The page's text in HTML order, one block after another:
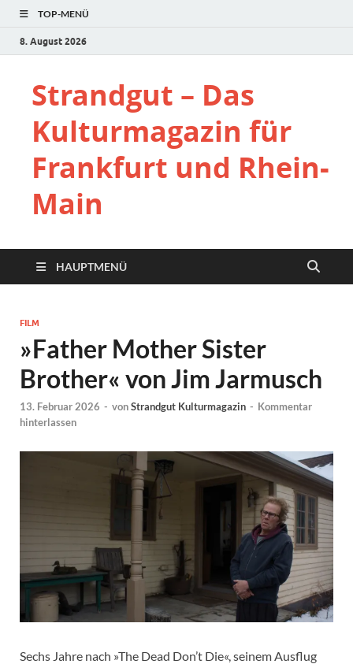
TOP-MENÜ
8. August 2026
Strandgut – Das
Kulturmagazin für
Frankfurt und Rhein-
Main
HAUPTMENÜ
FILM
»Father Mother Sister
Brother« von Jim Jarmusch
13. Februar 2026 - vonStrandgut Kulturmagazin - Kommentar
hinterlassen
Sechs Jahre nach »The Dead Don’t Die«, seinem Ausflug